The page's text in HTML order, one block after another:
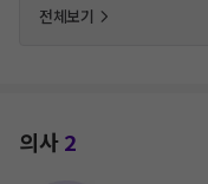
전체보기
의사2